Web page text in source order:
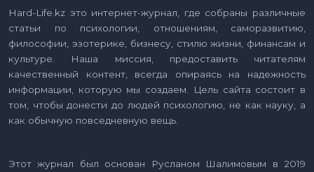
Hard-Life.kz это интернет-журнал, где собраны различные
статьи по психологии, отношениям, саморазвитию,
философии, эзотерике, бизнесу, стилю жизни, финансам и
культуре. Наша миссия, предоставить читателям
качественный контент, всегда опираясь на надежность
информации, которую мы создаем. Цель сайта состоит в
том, чтобы донести до людей психологию, не как науку, а
как обычную повседневную вещь.
Этот журнал был основан Русланом Шалимовым в 2019